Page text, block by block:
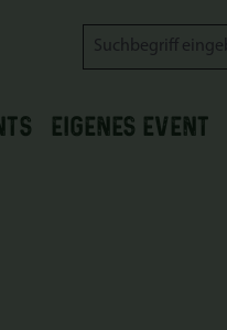
EIGENES EVENT